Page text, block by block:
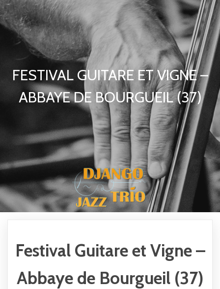
FESTIVAL GUITARE ET VIGNE –
ABBAYE DE BOURGUEIL (37)
Festival Guitare et Vigne –
Abbaye de Bourgueil (37)